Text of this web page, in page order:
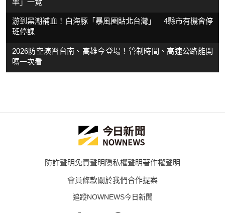
游到黑潮補血！白海豚「暴風圈貼北台灣」 4縣市有機會停
班停課
2026防空演習台南、高雄今登場！管制時間、高速公路能開
嗎一次看
防詐聲明免責聲明隱私權聲明著作權聲明
會員條款關於我們合作提案
追蹤NOWNEWS今日新聞